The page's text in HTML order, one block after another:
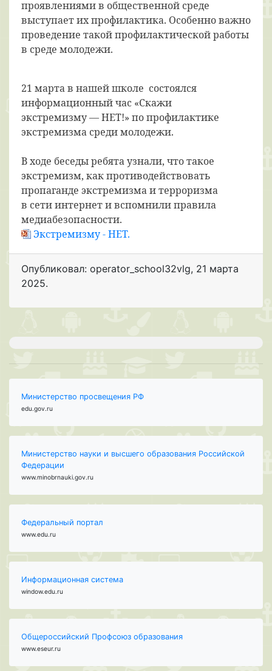
проявлениями в общественной среде
выступает их профилактика. Особенно важно
проведение такой профилактической работы
в среде молодежи.
21 марта в нашей школе состоялся
информационный час «Скажи
экстремизму — НЕТ!» по профилактике
экстремизма среди молодежи.
В ходе беседы ребята узнали, что такое
экстремизм, как противодействовать
пропаганде экстремизма и терроризма
в сети интернет и вспомнили правила
медиабезопасности.
Экстремизму - НЕТ.
Опубликовал: operator_school32vlg, 21 марта
2025.
Министерство просвещения РФ
edu.gov.ru
Министерство науки и высшего образования Российской
Федерации
www.minobrnauki.gov.ru
Федеральный портал
www.edu.ru
Информационная система
window.edu.ru
Общероссийский Профсоюз образования
www.eseur.ru